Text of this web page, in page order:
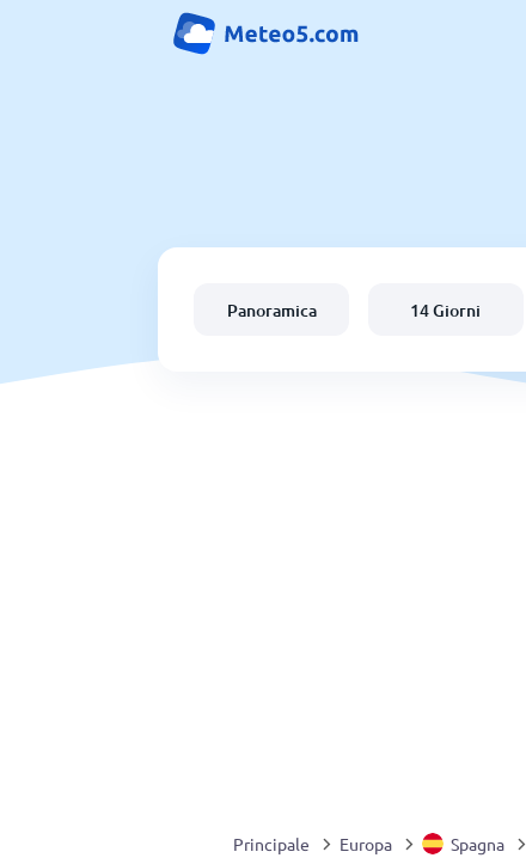
Panoramica 14 Giorni
Principale Europa Spagna